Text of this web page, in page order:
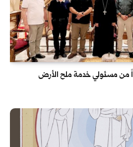
من مسئولي خدمة ملح الأرض